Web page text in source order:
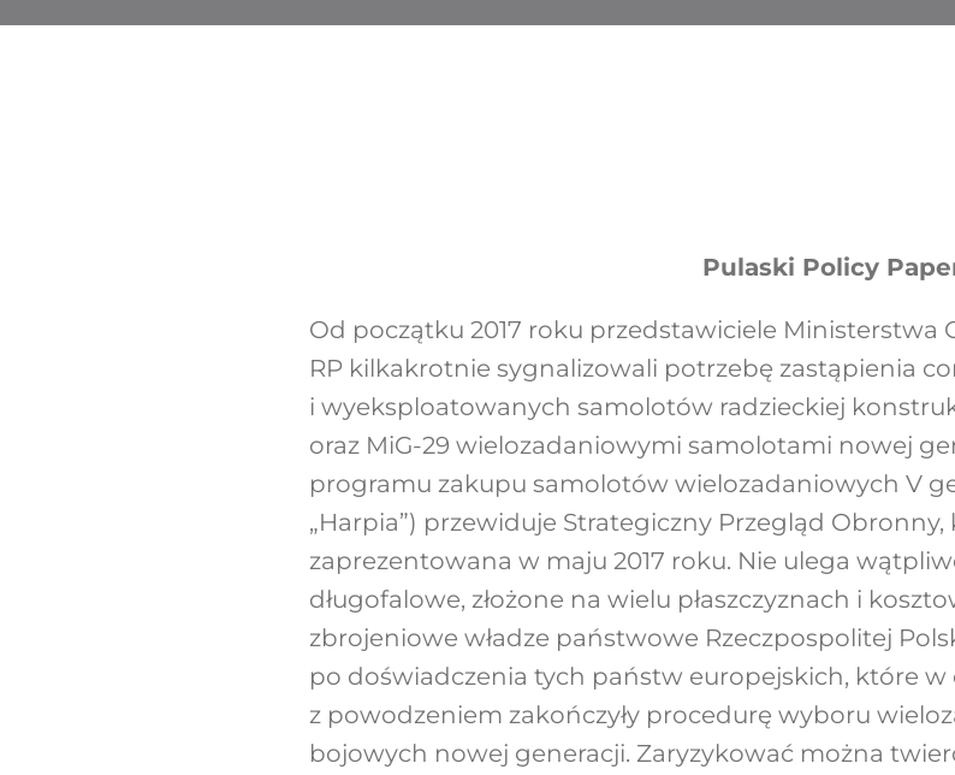
Pulaski Policy
Od początku 2017 roku przedstawiciele Ministerstwa
RP kilkakrotnie sygnalizowali potrzebę zastąpienia
i wyeksploatowanych samolotów radzieckiej
oraz MiG-29 wielozadaniowymi samolotami nowej
programu zakupu samolotów wielozadaniowych V
„Harpia”) przewiduje Strategiczny Przegląd Obronny,
zaprezentowana w maju 2017 roku. Nie ulega
długofalowe, złożone na wielu płaszczyznach i
zbrojeniowe władze państwowe Rzeczpospolitej
po doświadczenia tych państw europejskich, które w
z powodzeniem zakończyły procedurę wyboru
bojowych nowej generacji. Zaryzykować można